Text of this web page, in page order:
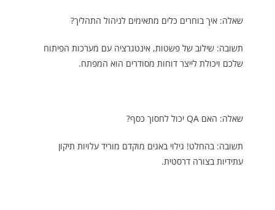
שאלה: איך בוחרים כלים מתאימים לניהול התהליך?
תשובה: שילוב של פשטות, אינטגרציה עם מערכות הפיתוח
שלכם ויכולת לייצר דוחות מסודרים הוא המפתח.
שאלה: האם QA יכול לחסוך כסף?
תשובה: בהחלט! גילוי באגים מוקדם מוריד עלויות תיקון
עתידיות בצורה דרסטית.